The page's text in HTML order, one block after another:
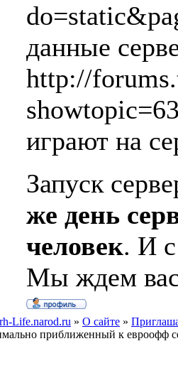
данные
http://
играют на
Запуск
же день
человек. И
Мы ждем
Life.narod.ru » О сайте »
приближенный к евроофф